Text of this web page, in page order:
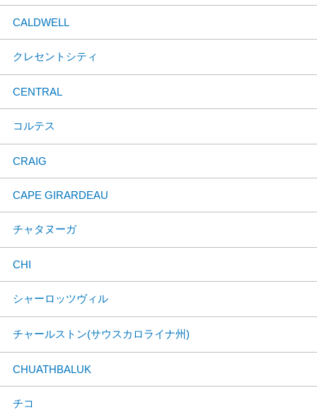
CALDWELL
クレセントシティ
CENTRAL
コルテス
CRAIG
CAPE GIRARDEAU
チャタヌーガ
CHI
シャーロッツヴィル
チャールストン(サウスカロライナ州)
CHUATHBALUK
チコ